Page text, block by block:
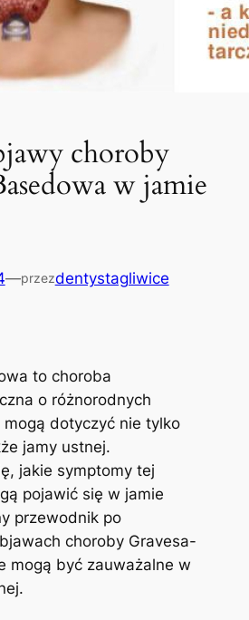
choroby
w jamie
—przezdentystagliwice
to choroba
o różnorodnych
dotyczyć nie tylko
jamy ustnej.
⁤jakie symptomy tej​
pojawić się ⁤w​ jamie
przewodnik po
choroby Gravesa-
mogą być zauważalne w